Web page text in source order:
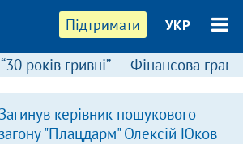
Підтримати УКР
“30 років гривні” Фінансова
Загинув керівник пошукового
загону "Плацдарм" Олексій Юков